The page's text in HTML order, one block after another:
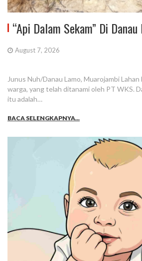
“Api Dalam Sekam” Di Danau
August 7, 2026
Junus Nuh/Danau Lamo, Muarojambi
warga, yang telah ditanami oleh PT WKS.
itu adalah…
BACA SELENGKAPNYA...